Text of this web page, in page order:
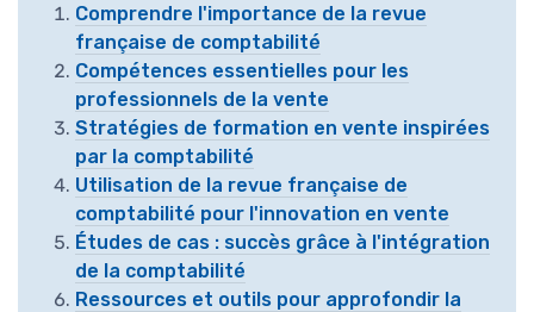
Comprendre l'importance de la revue
française de comptabilité
Compétences essentielles pour les
professionnels de la vente
Stratégies de formation en vente inspirées
par la comptabilité
Utilisation de la revue française de
comptabilité pour l'innovation en vente
Études de cas : succès grâce à l'intégration
de la comptabilité
Ressources et outils pour approfondir la